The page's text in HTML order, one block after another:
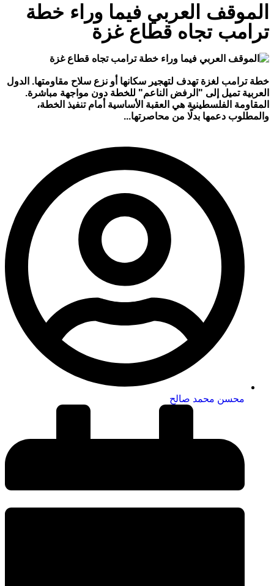
الموقف العربي فيما وراء خطة
ترامب تجاه قطاع غزة
خطة ترامب لغزة تهدف لتهجير سكانها أو نزع سلاح مقاومتها. الدول
العربية تميل إلى "الرفض الناعم" للخطة دون مواجهة مباشرة.
المقاومة الفلسطينية هي العقبة الأساسية أمام تنفيذ الخطة،
والمطلوب دعمها بدلًا من محاصرتها...
محسن محمد صالح